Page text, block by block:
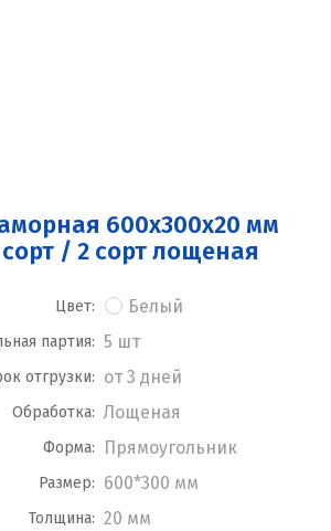
600x300x20 мм
/ 2 сорт лощеная
Цвет: Белый
партия: 5 шт
отгрузки: от 3 дней
Обработка: Лощеная
Форма: Прямоугольник
Размер: 600*300 мм
Толщина: 20 мм